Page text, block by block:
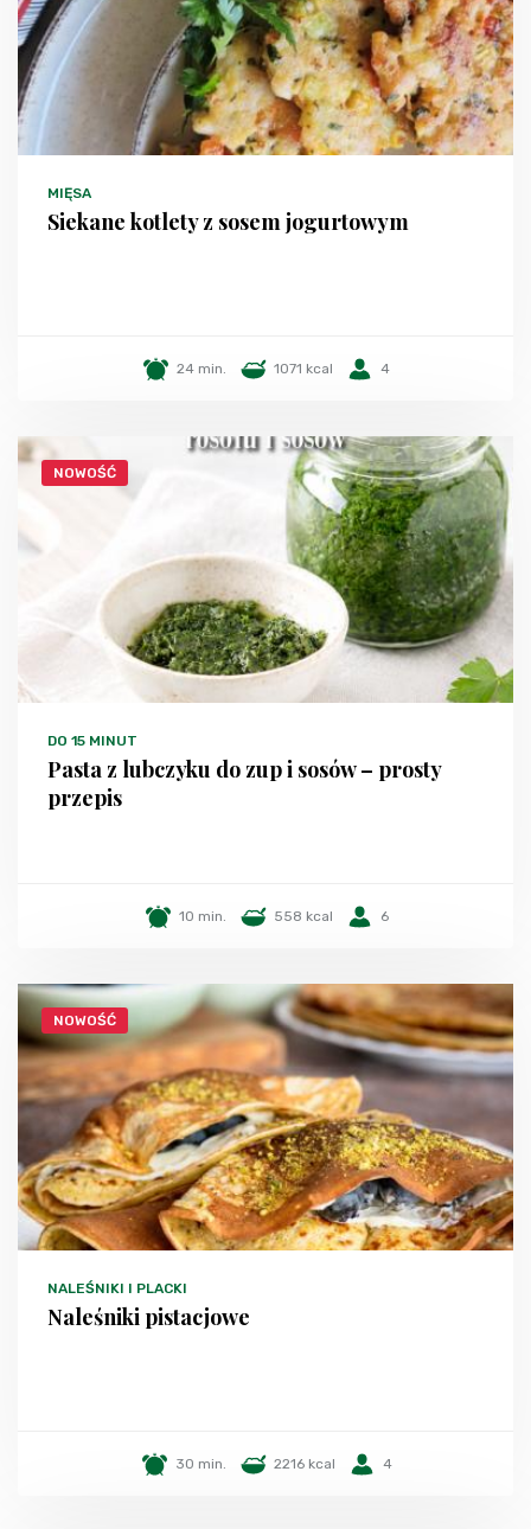
MIĘSA
Siekane kotlety z sosem jogurtowym
24 min. 1071 kcal 4
NOWOŚĆ
DO 15 MINUT
Pasta z lubczyku do zup i sosów – prosty
przepis
10 min. 558 kcal 6
NOWOŚĆ
NALEŚNIKI I PLACKI
Naleśniki pistacjowe
30 min. 2216 kcal 4